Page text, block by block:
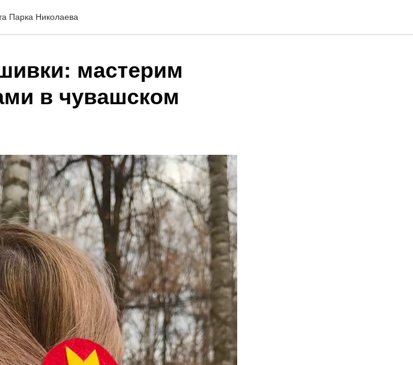
Парка Николаева
мастерим
в чувашском